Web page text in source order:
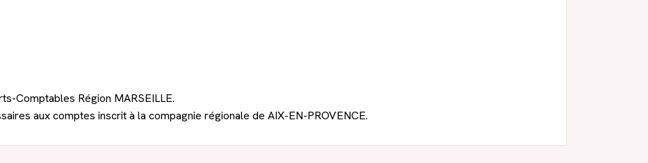
Comptables Région MARSEILLE.
aux comptes inscrit à la compagnie régionale de AIX-EN-PROVENCE.